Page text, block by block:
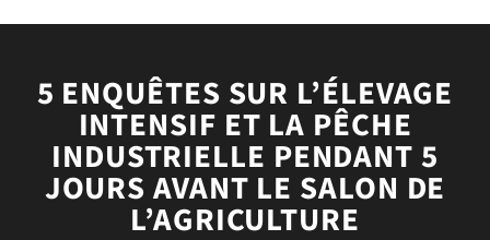
5 ENQUÊTES SUR L’ÉLEVAGE
INTENSIF ET LA PÊCHE
INDUSTRIELLE PENDANT 5
JOURS AVANT LE SALON DE
L’AGRICULTURE